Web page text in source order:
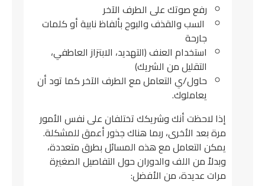
رفع صوتك على الطرف الآخر
السب والقذف والبوح بألفاظ نابية أو كلمات
جارحة
استخدام العنف (التهديد، الابتزاز العاطفي،
التقليل من الشريك)
حاول/ي التعامل مع الطرف الآخر كما تود أن
يعاملوك.
إذا لاحظت أنك وشريكك تختلفان على نفس الأمور
مرة بعد الأخرى، ربما هناك جذور أعمق للمشكلة.
يمكن التعامل مع هذه المسائل بطرق متعددة،
وبدلاً من اللف والدوران حول التفاصيل الصغيرة
مرات عديدة، من الأفضل: